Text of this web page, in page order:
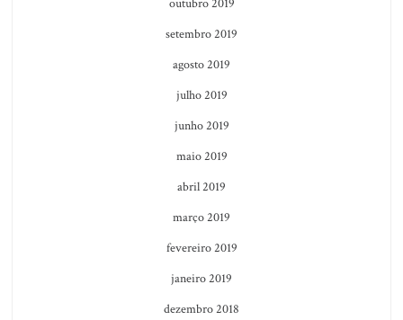
outubro 2019
setembro 2019
agosto 2019
julho 2019
junho 2019
maio 2019
abril 2019
março 2019
fevereiro 2019
janeiro 2019
dezembro 2018